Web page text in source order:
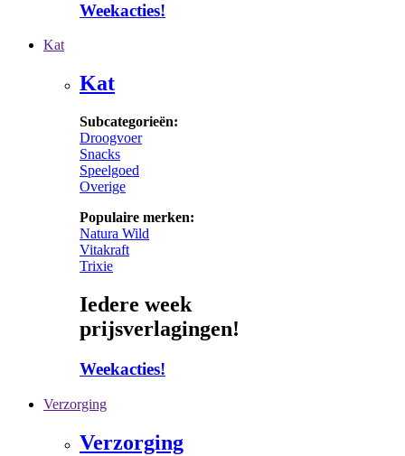
Weekacties!
Kat
Kat
Subcategorieën:
Droogvoer
Snacks
Speelgoed
Overige
Populaire merken:
Natura Wild
Vitakraft
Trixie
Iedere week
prijsverlagingen!
Weekacties!
Verzorging
Verzorging